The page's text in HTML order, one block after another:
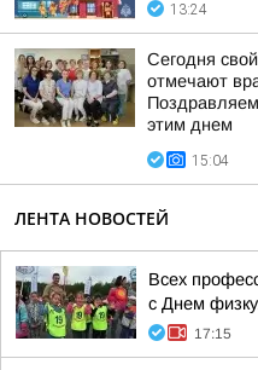
13:24
Сегодня
отмечают
этим днем
15:04
ЛЕНТА НОВОСТЕЙ
Всех
с Днем
17:15